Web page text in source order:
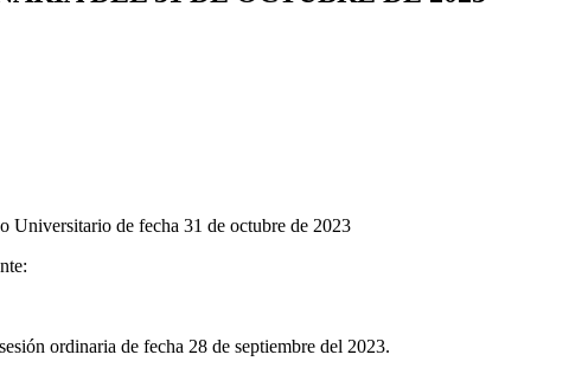
Universitario de fecha 31 de octubre de 2023
ordinaria de fecha 28 de septiembre del 2023.